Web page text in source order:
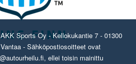
AKK Sports Oy - Kellokukantie 7 - 01300
Vantaa - Sähköpostiosoitteet ovat
ellei toisin mainittu